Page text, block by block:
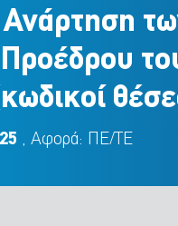
, Αφορά: ΠΕ/ΤΕ